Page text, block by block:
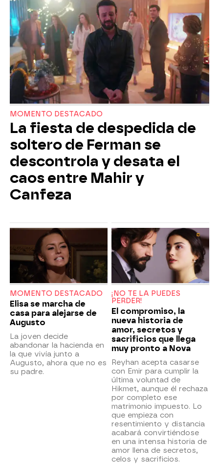
MOMENTO DESTACADO
La fiesta de despedida de
soltero de Ferman se
descontrola y desata el
caos entre Mahir y
Canfeza
MOMENTO DESTACADO
Elisa se marcha de
casa para alejarse de
Augusto
La joven decide
abandonar la hacienda en
la que vivía junto a
Augusto, ahora que no es
su padre.
¡NO TE LA PUEDES
PERDER!
El compromiso, la
nueva historia de
amor, secretos y
sacrificios que llega
muy pronto a Nova
Reyhan acepta casarse
con Emir para cumplir la
última voluntad de
Hikmet, aunque él rechaza
por completo ese
matrimonio impuesto. Lo
que empieza con
resentimiento y distancia
acabará convirtiéndose
en una intensa historia de
amor llena de secretos,
celos y sacrificios.